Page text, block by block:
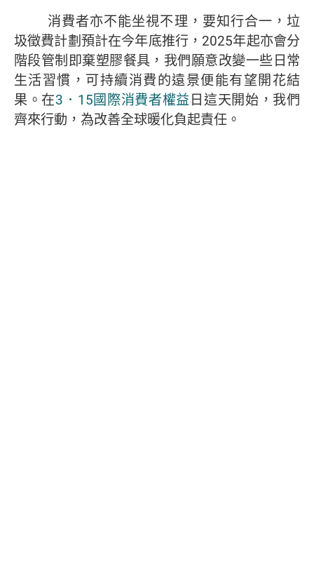
消費者亦不能坐視不理，要知行合一，垃
圾徵費計劃預計在今年底推行，2025年起亦會分
階段管制即棄塑膠餐具，我們願意改變一些日常
生活習慣，可持續消費的遠景便能有望開花結
果。在3．15國際消費者權益日這天開始，我們
齊來行動，為改善全球暖化負起責任。